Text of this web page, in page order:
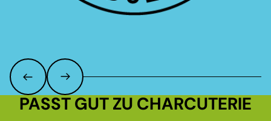
PASST GUT ZU CHARCUTERIE